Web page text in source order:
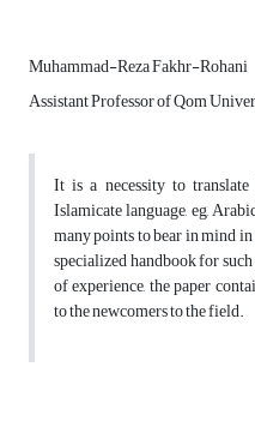
Muhammad-Reza Fakhr-Rohani
Assistant Professor of Qom
It is a necessity to
Islamicate language, eg,
many points to bear in mind in
specialized handbook for
of experience, the paper
to the newcomers to the field.